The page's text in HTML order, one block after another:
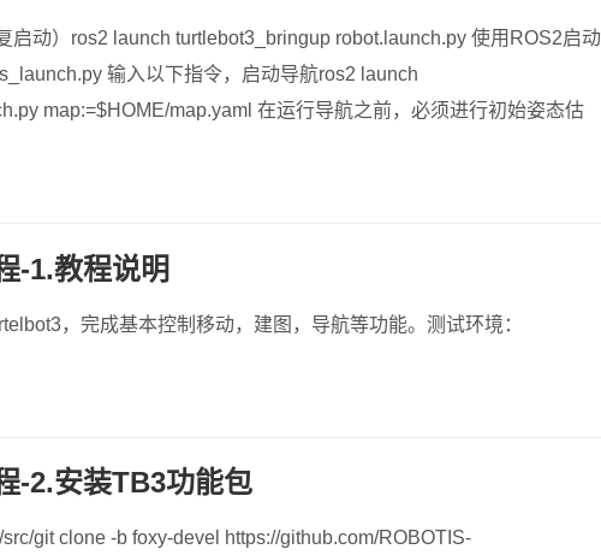
启动）ros2 launch turtlebot3_bringup robot.launch.py 使用ROS2启动
输入以下指令，启动导航ros2 launch
map:=$HOME/map.yaml 在运行导航之前，必须进行初始姿态估
-1.教程说明
，完成基本控制移动，建图，导航等功能。测试环境：
-2.安装TB3功能包
git clone -b foxy-devel https://github.com/ROBOTIS-